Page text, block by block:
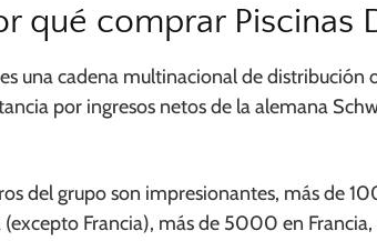
qué comprar
una cadena multinacional de
por ingresos netos de la alemana
del grupo son impresionantes, más de
(excepto Francia), más de 5000 en